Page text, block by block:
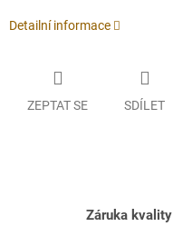
Detailní informace
ZEPTAT SE SDÍLET
Záruka kvality